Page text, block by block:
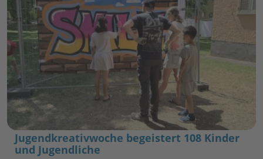
Jugendkreativwoche begeistert 108 Kinder
und Jugendliche